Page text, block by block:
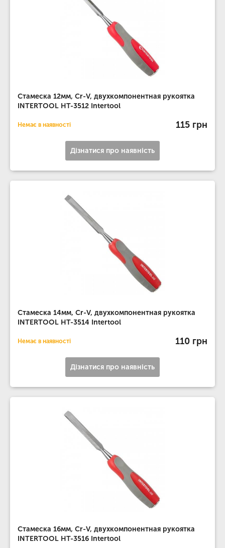
Стамеска 12мм, Cr-V, двухкомпонентная рукоятка
INTERTOOL HT-3512 Intertool
Немає в наявності 115 грн
Дізнатися про наявність
Стамеска 14мм, Cr-V, двухкомпонентная рукоятка
INTERTOOL HT-3514 Intertool
Немає в наявності 110 грн
Дізнатися про наявність
Стамеска 16мм, Cr-V, двухкомпонентная рукоятка
INTERTOOL HT-3516 Intertool